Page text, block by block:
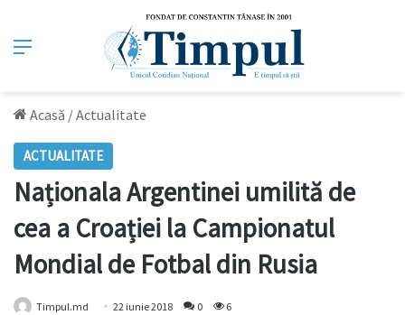
Meniu
Acasă /Actualitate
ACTUALITATE
Naționala Argentinei umilită de
cea a Croației la Campionatul
Mondial de Fotbal din Rusia
Timpul.md 22 iunie 2018 0 6